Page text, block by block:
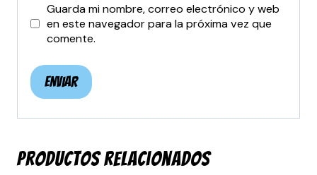
Guarda mi nombre, correo electrónico y web
en este navegador para la próxima vez que
comente.
Productos relacionados